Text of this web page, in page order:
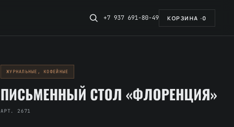
+7 937 691-80-49 КОРЗИНА ·0
ЖУРНАЛЬНЫЕ, КОФЕЙНЫЕ
ПИСЬМЕННЫЙ СТОЛ «ФЛОРЕНЦИЯ»
АРТ. 2671